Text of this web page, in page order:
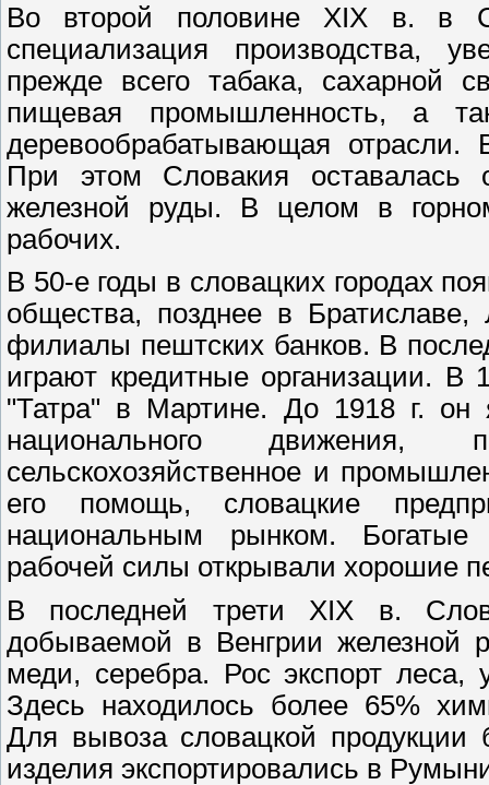
Во второй половине XIX в. в
специализация производства,
прежде всего табака, сахарной
пищевая промышленность, а
деревообрабатывающая отрасли.
При этом Словакия
железной руды. В целом в
рабочих.
В 50-е годы в словацких городах
общества, позднее в
филиалы пештских банков. В
играют кредитные организации. В
"Татра" в Мартине. До 1918 г. он
национального
сельскохозяйственное и
его помощь, словацкие
национальным рынком.
рабочей силы открывали хорошие
В последней трети XIX в.
добываемой в Венгрии железной
меди, серебра. Рос экспорт леса,
Здесь находилось более 65%
Для вывоза словацкой
изделия экспортировались в